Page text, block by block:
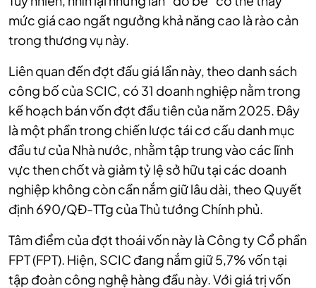
mức giá cao ngất ngưởng khả năng cao là rào cản
trong thương vụ này.
Liên quan đến đợt đấu giá lần này, theo danh sách
công bố của SCIC, có 31 doanh nghiệp nằm trong
kế hoạch bán vốn đợt đầu tiên của năm 2025. Đây
là một phần trong chiến lược tái cơ cấu danh mục
đầu tư của Nhà nước, nhằm tập trung vào các lĩnh
vực then chốt và giảm tỷ lệ sở hữu tại các doanh
nghiệp không còn cần nắm giữ lâu dài, theo Quyết
định 690/QĐ-TTg của Thủ tướng Chính phủ.
Tâm điểm của đợt thoái vốn này là Công ty Cổ phần
FPT (FPT). Hiện, SCIC đang nắm giữ 5,7% vốn tại
tập đoàn công nghệ hàng đầu này. Với giá trị vốn